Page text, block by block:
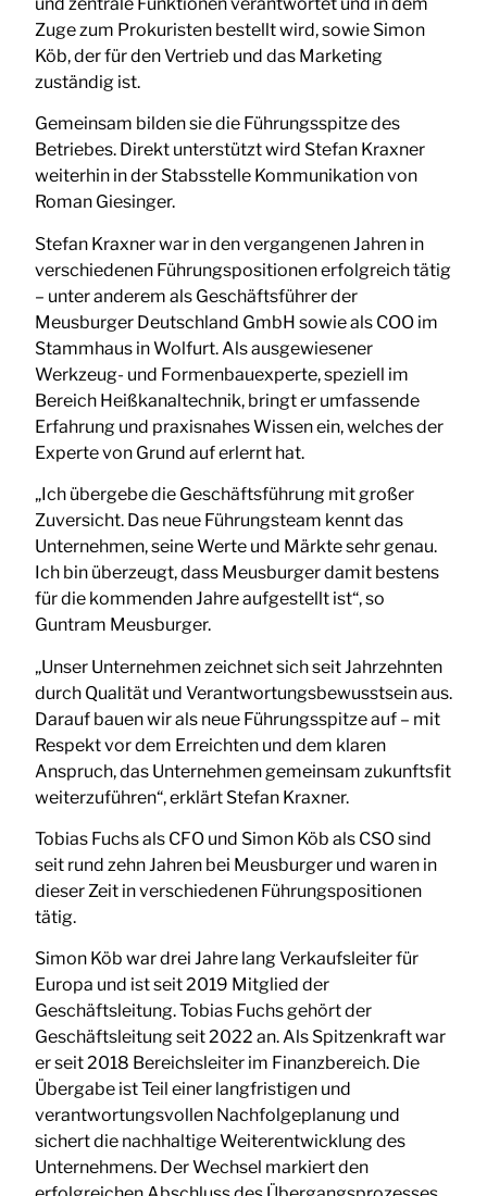
Zuge zum Prokuristen bestellt wird, sowie Simon
Köb, der für den Vertrieb und das Marketing
zuständig ist.
Gemeinsam bilden sie die Führungsspitze des
Betriebes. Direkt unterstützt wird Stefan Kraxner
weiterhin in der Stabsstelle Kommunikation von
Roman Giesinger.
Stefan Kraxner war in den vergangenen Jahren in
verschiedenen Führungspositionen erfolgreich tätig
– unter anderem als Geschäftsführer der
Meusburger Deutschland GmbH sowie als COO im
Stammhaus in Wolfurt. Als ausgewiesener
Werkzeug- und Formenbauexperte, speziell im
Bereich Heißkanaltechnik, bringt er umfassende
Erfahrung und praxisnahes Wissen ein, welches der
Experte von Grund auf erlernt hat.
„Ich übergebe die Geschäftsführung mit großer
Zuversicht. Das neue Führungsteam kennt das
Unternehmen, seine Werte und Märkte sehr genau.
Ich bin überzeugt, dass Meusburger damit bestens
für die kommenden Jahre aufgestellt ist“, so
Guntram Meusburger.
„Unser Unternehmen zeichnet sich seit Jahrzehnten
durch Qualität und Verantwortungsbewusstsein aus.
Darauf bauen wir als neue Führungsspitze auf – mit
Respekt vor dem Erreichten und dem klaren
Anspruch, das Unternehmen gemeinsam zukunftsfit
weiterzuführen“, erklärt Stefan Kraxner.
Tobias Fuchs als CFO und Simon Köb als CSO sind
seit rund zehn Jahren bei Meusburger und waren in
dieser Zeit in verschiedenen Führungspositionen
tätig.
Simon Köb war drei Jahre lang Verkaufsleiter für
Europa und ist seit 2019 Mitglied der
Geschäftsleitung. Tobias Fuchs gehört der
Geschäftsleitung seit 2022 an. Als Spitzenkraft war
er seit 2018 Bereichsleiter im Finanzbereich. Die
Übergabe ist Teil einer langfristigen und
verantwortungsvollen Nachfolgeplanung und
sichert die nachhaltige Weiterentwicklung des
Unternehmens. Der Wechsel markiert den